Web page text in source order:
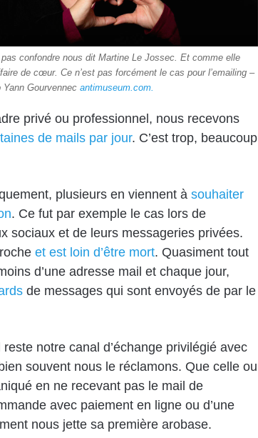
confondre nous dit Martine Le Jossec. Et comme elle
de cœur. Ce n’est pas forcément le cas pour l’emailing –
Yann Gourvennecantimuseum.com.
privé ou professionnel, nous recevons
de mails par jour. C’est trop, beaucoup
plusieurs en viennent à souhaiter
. Ce fut par exemple le cas lors de
sociaux et de leurs messageries privées.
et est loin d’être mort. Quasiment tout
d’une adresse mail et chaque jour,
de messages qui sont envoyés de par le
reste notre canal d’échange privilégié avec
souvent nous le réclamons. Que celle ou
en ne recevant pas le mail de
avec paiement en ligne ou d’une
nous jette sa première arobase.